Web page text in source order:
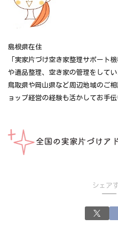
島根県在住
「実家片づけ空き家整理サポート
や遺品整理、空き家の管理をして
鳥取県や岡山県など周辺地域のご
ョップ経営の経験も活かしてお手伝
シェア